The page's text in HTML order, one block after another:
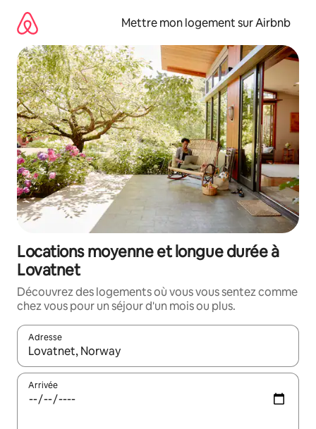
directement
contenu
Mettre mon logement sur Airbnb
Locations moyenne et longue durée à
Lovatnet
Découvrez des logements où vous vous sentez comme
chez vous pour un séjour d'un mois ou plus.
Adresse
Lorsque les résultats s'affichent, utilisez les flèches vers le
Arrivée